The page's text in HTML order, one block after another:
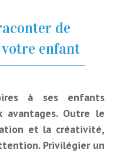
de
enfant
à ses enfants
avantages. Outre le
et la créativité,
Privilégier un